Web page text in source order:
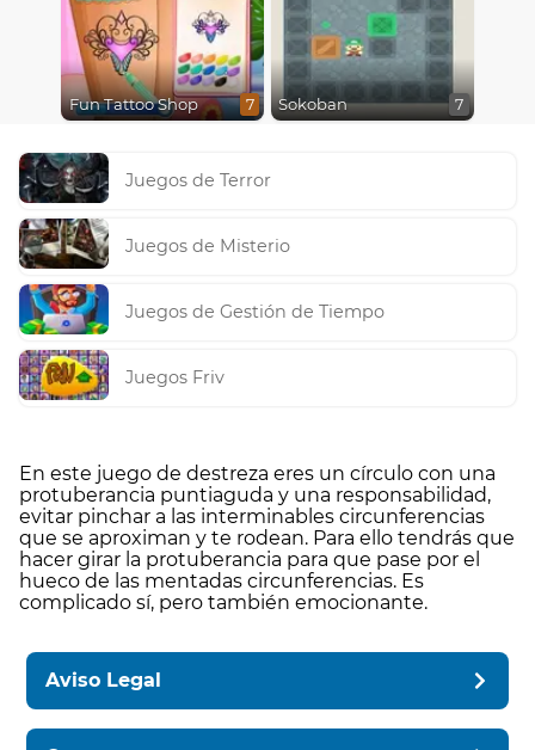
Fun Tattoo Shop 7 Sokoban 7
Juegos de Terror
Juegos de Misterio
Juegos de Gestión de Tiempo
Juegos Friv
En este juego de destreza eres un círculo con una
protuberancia puntiaguda y una responsabilidad,
evitar pinchar a las interminables circunferencias
que se aproximan y te rodean. Para ello tendrás que
hacer girar la protuberancia para que pase por el
hueco de las mentadas circunferencias. Es
complicado sí, pero también emocionante.
Aviso Legal